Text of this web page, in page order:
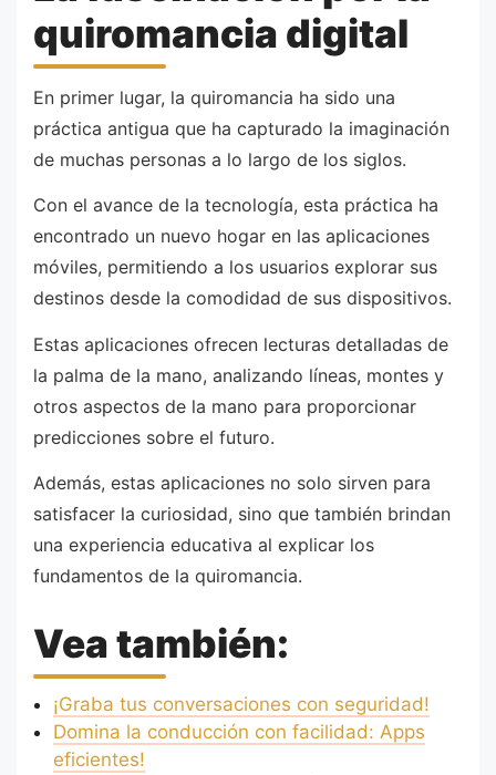
quiromancia digital
En primer lugar, la quiromancia ha sido una
práctica antigua que ha capturado la imaginación
de muchas personas a lo largo de los siglos.
Con el avance de la tecnología, esta práctica ha
encontrado un nuevo hogar en las aplicaciones
móviles, permitiendo a los usuarios explorar sus
destinos desde la comodidad de sus dispositivos.
Estas aplicaciones ofrecen lecturas detalladas de
la palma de la mano, analizando líneas, montes y
otros aspectos de la mano para proporcionar
predicciones sobre el futuro.
Además, estas aplicaciones no solo sirven para
satisfacer la curiosidad, sino que también brindan
una experiencia educativa al explicar los
fundamentos de la quiromancia.
Vea también:
¡Graba tus conversaciones con seguridad!
Domina la conducción con facilidad: Apps
eficientes!